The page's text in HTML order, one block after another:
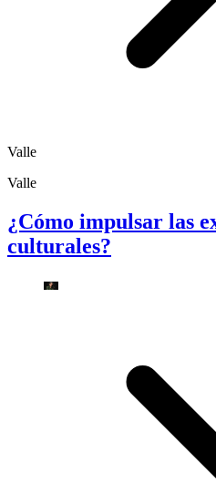
Valle
Valle
¿Cómo impulsar las
culturales?